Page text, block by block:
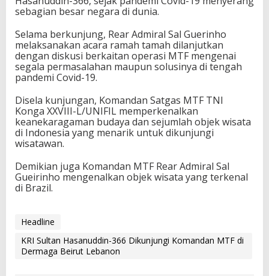
sebagian besar negara di dunia.
Selama berkunjung, Rear Admiral Sal Guerinho
melaksanakan acara ramah tamah dilanjutkan
dengan diskusi berkaitan operasi MTF mengenai
segala permasalahan maupun solusinya di tengah
pandemi Covid-19.
Disela kunjungan, Komandan Satgas MTF TNI
Konga XXVIII-L/UNIFIL memperkenalkan
keanekaragaman budaya dan sejumlah objek wisata
di Indonesia yang menarik untuk dikunjungi
wisatawan.
Demikian juga Komandan MTF Rear Admiral Sal
Gueirinho mengenalkan objek wisata yang terkenal
di Brazil.
Headline
KRI Sultan Hasanuddin-366 Dikunjungi Komandan MTF di
Dermaga Beirut Lebanon